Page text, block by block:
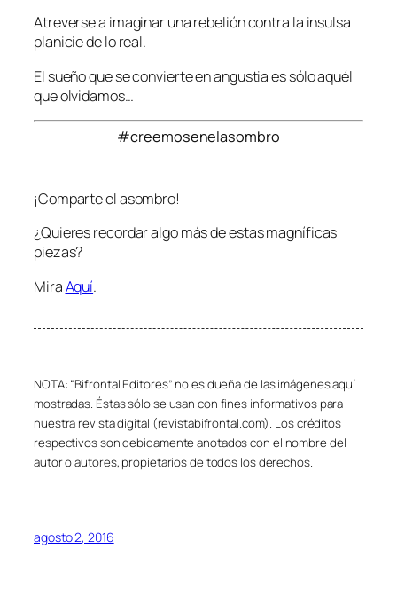
Atreverse a imaginar una rebelión contra la insulsa
planicie de lo real.
El sueño que se convierte en angustia es sólo aquél
que olvidamos…
#creemosenelasombro
¡Comparte el asombro!
¿Quieres recordar algo más de estas magníficas
piezas?
MiraAquí.
NOTA: “Bifrontal Editores” no es dueña de las imágenes aquí
mostradas. Éstas sólo se usan con fines informativos para
nuestra revista digital (revistabifrontal.com). Los créditos
respectivos son debidamente anotados con el nombre del
autor o autores, propietarios de todos los derechos.
agosto 2, 2016